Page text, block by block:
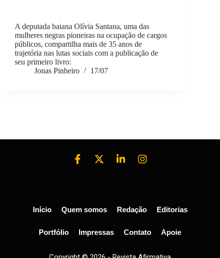
A deputada baiana Olívia Santana, uma das
mulheres negras pioneiras na ocupação de cargos
públicos, compartilha mais de 35 anos de
trajetória nas lutas sociais com a publicação de
seu primeiro livro:
Jonas Pinheiro
17/07
Início Quem somos Redação Editorias
Portfólio Impressas Contato Apoie